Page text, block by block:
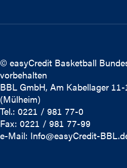
© easyCredit Basketball
vorbehalten
BBL GmbH, Am Kabellager
(Mülheim)
Tel.: 0221 / 981 77-0
Fax: 0221 / 981 77-99
e-Mail: Info@easyCredit-